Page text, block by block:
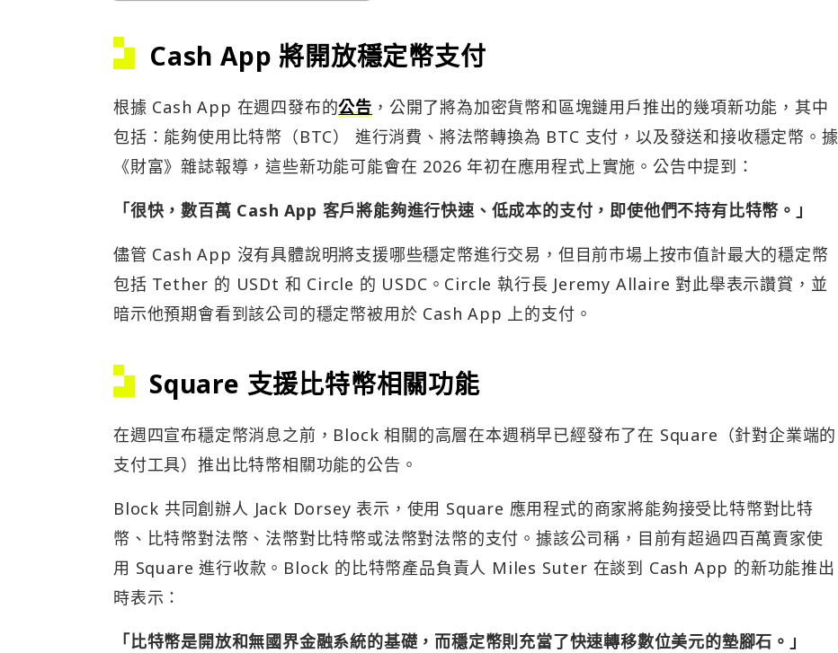
Cash App 將開放穩定幣支付
根據 Cash App 在週四發布的公告 ，公開了將為加密貨幣和區塊鏈用戶推出的幾項新功能，其中
包括：能夠使用比特幣（BTC） 進行消費、將法幣轉換為 BTC 支付，以及發送和接收穩定幣。據
《財富》雜誌報導，這些新功能可能會在 2026 年初在應用程式上實施。公告中提到：
「很快，數百萬 Cash App 客戶將能夠進行快速、低成本的支付，即使他們不持有比特幣。」
儘管 Cash App 沒有具體說明將支援哪些穩定幣進行交易，但目前市場上按市值計最大的穩定幣
包括 Tether 的 USDt 和 Circle 的 USDC。Circle 執行長 Jeremy Allaire 對此舉表示讚賞，並
暗示他預期會看到該公司的穩定幣被用於 Cash App 上的支付。
Square 支援比特幣相關功能
在週四宣布穩定幣消息之前，Block 相關的高層在本週稍早已經發布了在 Square（針對企業端的
支付工具）推出比特幣相關功能的公告。
Block 共同創辦人 Jack Dorsey 表示，使用 Square 應用程式的商家將能夠接受比特幣對比特
幣、比特幣對法幣、法幣對比特幣或法幣對法幣的支付。據該公司稱，目前有超過四百萬賣家使
用 Square 進行收款。Block 的比特幣產品負責人 Miles Suter 在談到 Cash App 的新功能推出
時表示：
「比特幣是開放和無國界金融系統的基礎，而穩定幣則充當了快速轉移數位美元的墊腳石。」